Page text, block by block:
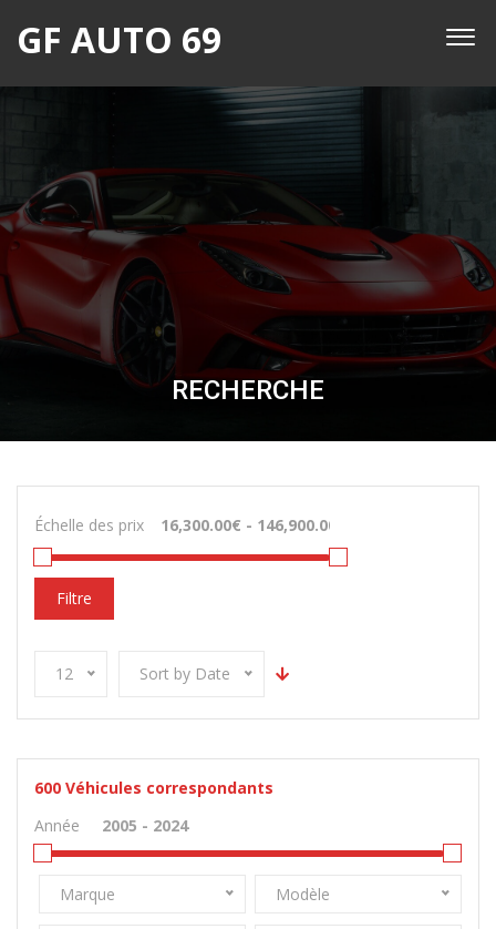
GF AUTO 69
RECHERCHE
Échelle des prix
Filtre
12 Sort by Date
600 Véhicules correspondants
Année
Marque Modèle